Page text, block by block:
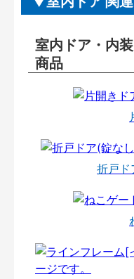
室内ドア・内
商品
折戸ド